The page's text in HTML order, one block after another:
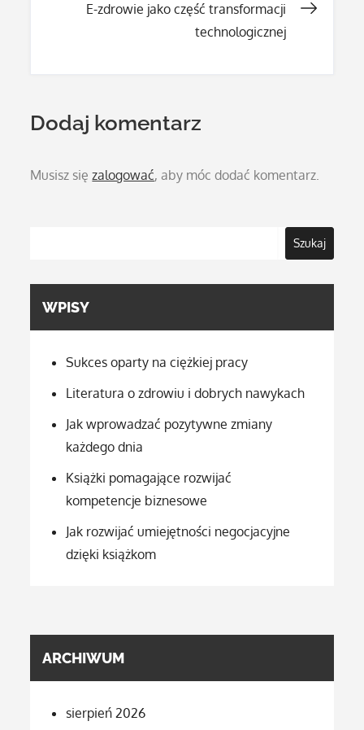
E-zdrowie jako część transformacji
technologicznej
Dodaj komentarz
Musisz sięzalogować, aby móc dodać komentarz.
Szukaj
WPISY
Sukces oparty na ciężkiej pracy
Literatura o zdrowiu i dobrych nawykach
Jak wprowadzać pozytywne zmiany
każdego dnia
Książki pomagające rozwijać
kompetencje biznesowe
Jak rozwijać umiejętności negocjacyjne
dzięki książkom
ARCHIWUM
sierpień 2026